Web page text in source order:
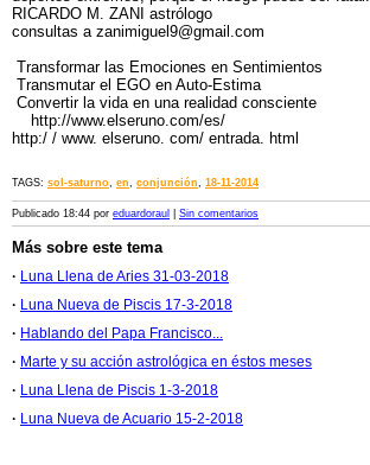
RICARDO M. ZANI astrólogo
consultas a zanimiguel9@gmail.com
Transformar las Emociones en Sentimientos
Transmutar el EGO en Auto-Estima
Convertir la vida en una realidad consciente
http://www.elseruno.com/es/
http:/ / www. elseruno. com/ entrada. html
TAGS: sol-saturno, en, conjunción, 18-11-2014
Publicado 18:44 por eduardoraul Sin comentarios
Más sobre este tema
· Luna Llena de Aries 31-03-2018
· Luna Nueva de Piscis 17-3-2018
· Hablando del Papa Francisco...
· Marte y su acción astrológica en éstos meses
· Luna Llena de Piscis 1-3-2018
· Luna Nueva de Acuario 15-2-2018